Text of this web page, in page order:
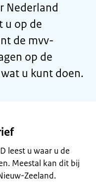
Nederland
u op de
de mvv-
op de
u kunt doen.
leest u waar u de
Meestal kan dit bij
Zeeland.